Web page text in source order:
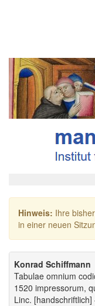
Hinweis: Ihre
in einer neuen
Konrad Schiffmann
Tabulae omnium
1520 impressorum,
Linc. [handschriftlich]